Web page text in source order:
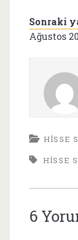
Sonraki
Ağustos
HISSE
HISSE
6